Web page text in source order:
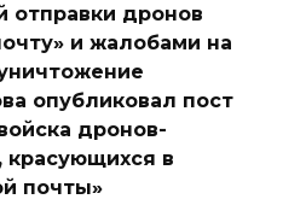
отправки дронов
и жалобами на
опубликовал пост
дронов-
красующихся в
почты»